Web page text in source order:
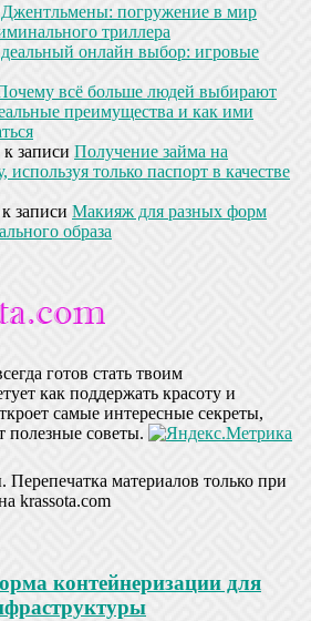
Джентльмены: погружение в мир
триллера
онлайн выбор: игровые
всё больше людей выбирают
преимущества и как ими
к записи Получение займа на
используя только паспорт в качестве
к записи Макияж для разных форм
образа
готов стать твоим
как поддержать красоту и
самые интересные секреты,
полезные советы.
материалов только при
krassota.com
контейнеризации для